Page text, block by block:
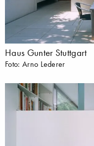
Haus Gunter Stuttgart
Foto: Arno Lederer